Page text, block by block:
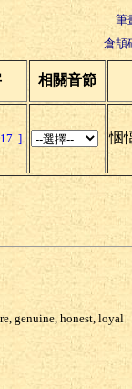
筆
倉頡
相關音節
悃
genuine, honest, loyal